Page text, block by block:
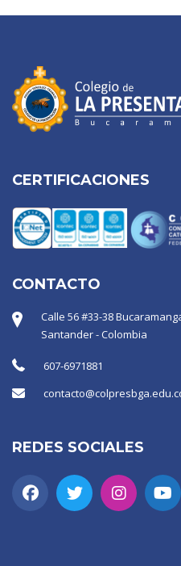
CERTIFICACIONES
CONTACTO
Calle 56 #33-38
Santander - Colombia
607-6971881
REDES SOCIALES